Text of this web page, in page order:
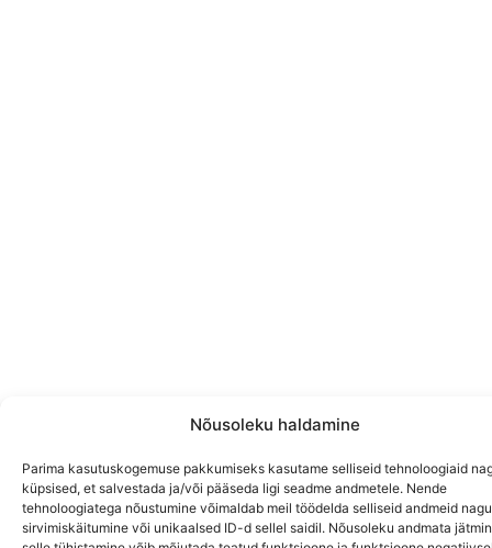
Nõusoleku haldamine
Parima kasutuskogemuse pakkumiseks kasutame selliseid tehnoloogiaid
küpsised, et salvestada ja/või pääseda ligi seadme andmetele. Nende
tehnoloogiatega nõustumine võimaldab meil töödelda selliseid andmeid nagu
sirvimiskäitumine või unikaalsed ID-d sellel saidil. Nõusoleku andmata